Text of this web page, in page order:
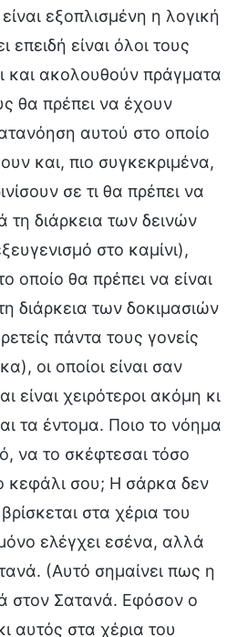
εξοπλισμένη η λογική
επειδή είναι όλοι τους
και ακολουθούν πράγματα
θα πρέπει να έχουν
αυτού στο οποίο
και, πιο συγκεκριμένα,
σε τι θα πρέπει να
τη διάρκεια των δεινών
στο καμίνι),
οποίο θα πρέπει να είναι
διάρκεια των δοκιμασιών
πάντα τους γονείς
οι οποίοι είναι σαν
είναι χειρότεροι ακόμη κι
τα έντομα. Ποιο το νόημα
να το σκέφτεσαι τόσο
κεφάλι σου; Η σάρκα δεν
στα χέρια του
ελέγχει εσένα, αλλά
(Αυτό σημαίνει πως η
στον Σατανά. Εφόσον ο
αυτός στα χέρια του